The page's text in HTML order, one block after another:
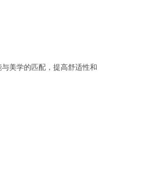
美学的匹配，提高舒适性和